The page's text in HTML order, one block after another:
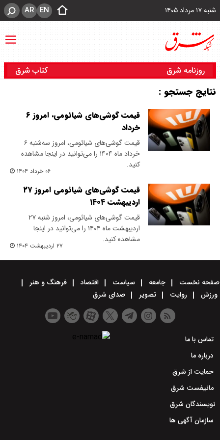
شنبه ۱۷ مرداد ۱۴۰۵ EN
AR
روزنامه شرق کتاب شرق
نتایج جستجو :
قیمت گوشی‌های شیائومی، امروز ۶
خرداد
قیمت گوشی‌های شیائومی، امروز سه‌شنبه ۶
خرداد ماه ۱۴۰۴ را می‌توانید در اینجا مشاهده
کنید.
۰۶ خرداد ۱۴۰۴
قیمت گوشی‌های شیائومی امروز ۲۷
اردیبهشت ۱۴۰۴
قیمت گوشی‌های شیائومی، امروز شنبه ۲۷
اردیبهشت ماه ۱۴۰۴ را می‌توانید در اینجا
مشاهده کنید.
۲۷ اردیبهشت ۱۴۰۴
صفحه نخست جامعه سیاست اقتصاد
فرهنگ و هنر
ورزش
روایت تصویر صدای شرق
تماس با ما
درباره ما
حمایت از شرق
مانیفست شرق
نویسندگان شرق
سازمان آگهی ها